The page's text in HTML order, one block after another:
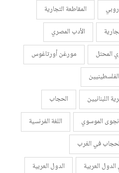
المقاطعة التجارية
الأدب المصري
المحتل
مورغن أورتاغوس
اللبنانيين
الحجاب
نجوى الموسوي
اللغة الفرنسية
في الغرب
الدول العربية
الدول العربية